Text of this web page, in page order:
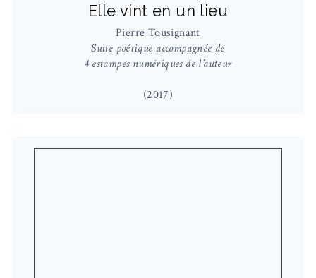
Elle vint en un lieu
Pierre Tousignant
Suite poétique accompagnée de
4 estampes numériques de l’auteur
(2017)